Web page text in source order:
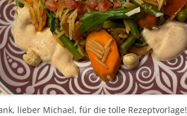
lieber Michael, für die tolle Rezeptvorlage!